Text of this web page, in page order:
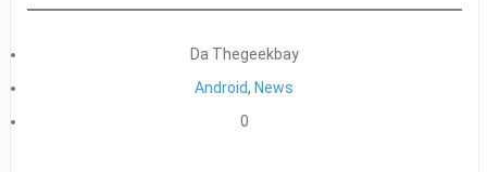
Da Thegeekbay
Android, News
0